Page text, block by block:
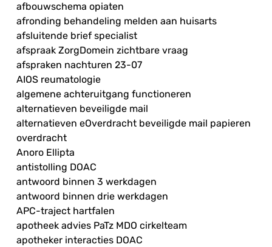
afbouwschema opiaten
afronding behandeling melden aan huisarts
afsluitende brief specialist
afspraak ZorgDomein zichtbare vraag
afspraken nachturen 23-07
AIOS reumatologie
algemene achteruitgang functioneren
alternatieven beveiligde mail
alternatieven eOverdracht beveiligde mail papieren
overdracht
Anoro Ellipta
antistolling DOAC
antwoord binnen 3 werkdagen
antwoord binnen drie werkdagen
APC-traject hartfalen
apotheek advies PaTz MDO cirkelteam
apotheker interacties DOAC